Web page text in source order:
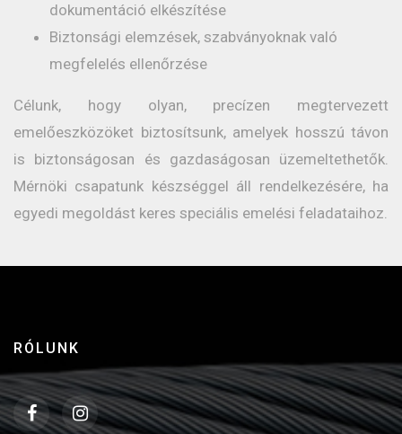
dokumentáció elkészítése
Biztonsági elemzések, szabványoknak való
megfelelés ellenőrzése
Célunk, hogy olyan, precízen megtervezett
emelőeszközöket biztosítsunk, amelyek hosszú távon
is biztonságosan és gazdaságosan üzemeltethetők.
Mérnöki csapatunk készséggel áll rendelkezésére, ha
egyedi megoldást keres speciális emelési feladataihoz.
RÓLUNK